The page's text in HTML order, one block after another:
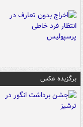
برگزیده عکس